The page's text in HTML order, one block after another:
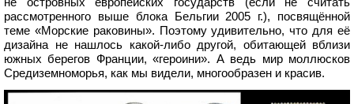
рассмотренного выше блока Бельгии 2005 г.), посвящённой
теме «Морские раковины». Поэтому удивительно, что для её
дизайна не нашлось какой-либо другой, обитающей вблизи
южных берегов Франции, «героини». А ведь мир моллюсков
Средиземноморья, как мы видели, многообразен и красив.